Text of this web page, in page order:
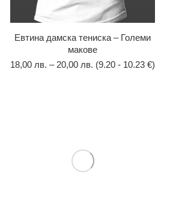
Евтина дамска тениска – Големи
макове
18,00 лв. – 20,00 лв. (9.20 - 10.23 €)